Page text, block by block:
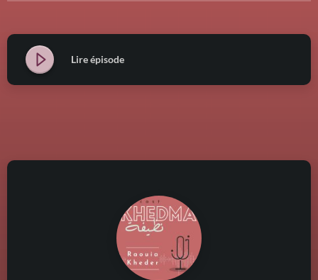
Lire épisode